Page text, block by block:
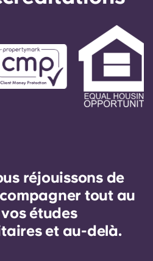
réjouissons de
tout au
études
et au-delà.